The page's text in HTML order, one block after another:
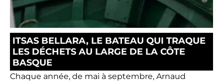
ITSAS BELLARA, LE BATEAU QUI TRAQUE
LES DÉCHETS AU LARGE DE LA CÔTE
BASQUE
Chaque année, de mai à septembre, Arnaud